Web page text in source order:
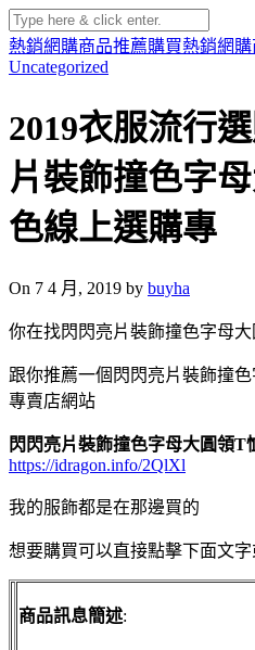
熱銷網購商品推薦購買熱銷網
Uncategorized
2019衣服流行
片裝飾撞色字
色線上選購專
On 7 4 月, 2019 by buyha
你在找閃閃亮片裝飾撞色字母
跟你推薦一個閃閃亮片裝飾撞
專賣店網站
閃閃亮片裝飾撞色字母大圓領T
https://idragon.info/2QlXl
我的服飾都是在那邊買的
想要購買可以直接點擊下面文
商品訊息簡述: